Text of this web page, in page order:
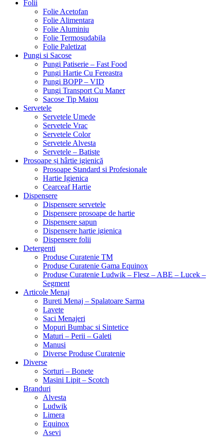
Folii
Folie Acetofan
Folie Alimentara
Folie Aluminiu
Folie Termosudabila
Folie Paletizat
Pungi si Sacose
Pungi Patiserie – Fast Food
Pungi Hartie Cu Fereastra
Pungi BOPP – VID
Pungi Transport Cu Maner
Sacose Tip Maiou
Servetele
Servetele Umede
Servetele Vrac
Servetele Color
Servetele Alvesta
Servetele – Batiste
Prosoape și hârtie igienică
Prosoape Standard si Profesionale
Hartie Igienica
Cearceaf Hartie
Dispensere
Dispensere servetele
Dispensere prosoape de hartie
Dispensere sapun
Dispensere hartie igienica
Dispensere folii
Detergenti
Produse Curatenie TM
Produse Curatenie Gama Equinox
Produse Curatenie Ludwik – Flesz – ABE – Lucek –
Segment
Articole Menaj
Bureti Menaj – Spalatoare Sarma
Lavete
Saci Menajeri
Mopuri Bumbac si Sintetice
Maturi – Perii – Galeti
Manusi
Diverse Produse Curatenie
Diverse
Sorturi – Bonete
Masini Lipit – Scotch
Branduri
Alvesta
Ludwik
Limera
Equinox
Asevi